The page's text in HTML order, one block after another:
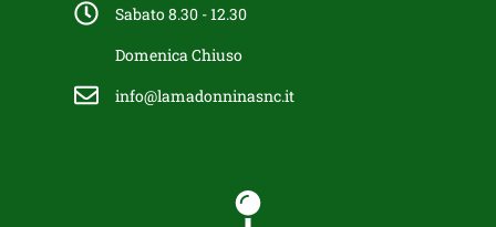
Sabato 8.30 - 12.30
Domenica Chiuso
info@lamadonninasnc.it